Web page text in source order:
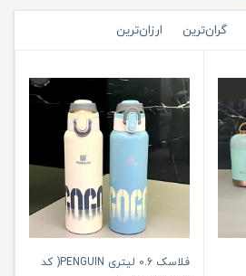
گران‌ترین ارزان‌ترین
فلاسک 0.6 لیتری PENGUIN( کد